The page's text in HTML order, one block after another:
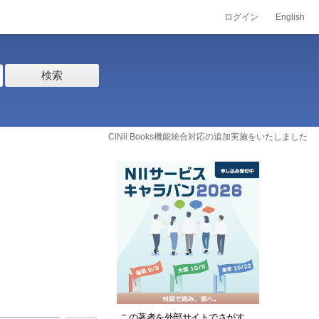
ログイン English
検索
CiNii Books機能統合対応の追加実施をいたしました